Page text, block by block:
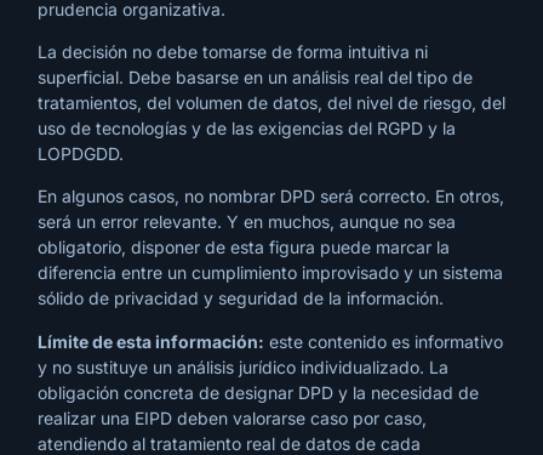
prudencia organizativa.
La decisión no debe tomarse de forma intuitiva ni
superficial. Debe basarse en un análisis real del tipo de
tratamientos, del volumen de datos, del nivel de riesgo, del
uso de tecnologías y de las exigencias del RGPD y la
LOPDGDD.
En algunos casos, no nombrar DPD será correcto. En otros,
será un error relevante. Y en muchos, aunque no sea
obligatorio, disponer de esta figura puede marcar la
diferencia entre un cumplimiento improvisado y un sistema
sólido de privacidad y seguridad de la información.
Límite de esta información: este contenido es informativo
y no sustituye un análisis jurídico individualizado. La
obligación concreta de designar DPD y la necesidad de
realizar una EIPD deben valorarse caso por caso,
atendiendo al tratamiento real de datos de cada